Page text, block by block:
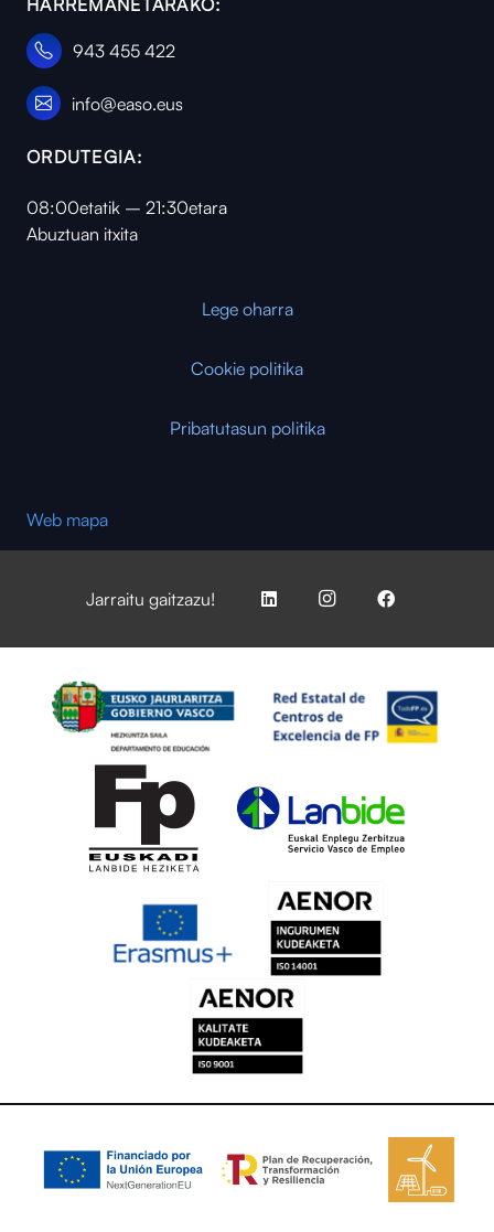
HARREMANETARAKO:
943 455 422
info@easo.eus
ORDUTEGIA:
08:00etatik – 21:30etara
Abuztuan itxita
Lege oharra
Cookie politika
Pribatutasun politika
Web mapa
Jarraitu gaitzazu!